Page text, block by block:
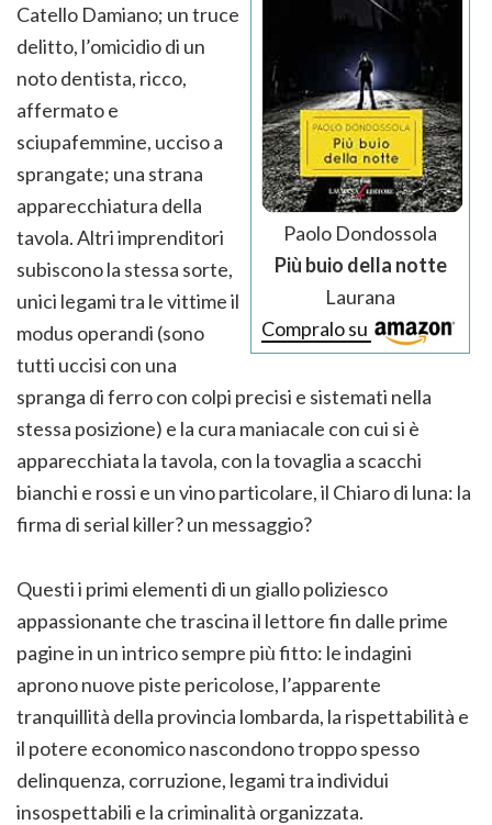
Paolo Dondossola
Più buio della notte
Laurana
Compralo su
Catello Damiano; un truce
delitto, l’omicidio di un
noto dentista, ricco,
affermato e
sciupafemmine, ucciso a
sprangate; una strana
apparecchiatura della
tavola. Altri imprenditori
subiscono la stessa sorte,
unici legami tra le vittime il
modus operandi (sono
tutti uccisi con una
spranga di ferro con colpi precisi e sistemati nella
stessa posizione) e la cura maniacale con cui si è
apparecchiata la tavola, con la tovaglia a scacchi
bianchi e rossi e un vino particolare, il Chiaro di luna: la
firma di serial killer? un messaggio?
Questi i primi elementi di un giallo poliziesco
appassionante che trascina il lettore fin dalle prime
pagine in un intrico sempre più fitto: le indagini
aprono nuove piste pericolose, l’apparente
tranquillità della provincia lombarda, la rispettabilità e
il potere economico nascondono troppo spesso
delinquenza, corruzione, legami tra individui
insospettabili e la criminalità organizzata.